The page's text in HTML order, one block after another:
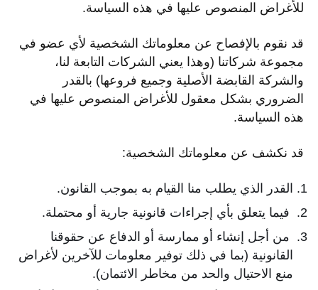
للأغراض المنصوص عليها في هذه السياسة.
قد نقوم بالإفصاح عن معلوماتك الشخصية لأي عضو في
مجموعة شركاتنا (وهذا يعني الشركات التابعة لنا،
والشركة القابضة الأصلية وجميع فروعها) بالقدر
الضروري بشكل معقول للأغراض المنصوص عليها في
هذه السياسة.
قد نكشف عن معلوماتك الشخصية:
القدر الذي يطلب منا القيام به بموجب القانون.
فيما يتعلق بأي إجراءات قانونية جارية أو محتملة.
من أجل إنشاء أو ممارسة أو الدفاع عن حقوقنا
القانونية (بما في ذلك توفير معلومات للآخرين لأغراض
منع الاحتيال والحد من مخاطر الائتمان).